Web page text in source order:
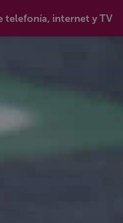
telefonía, internet y TV